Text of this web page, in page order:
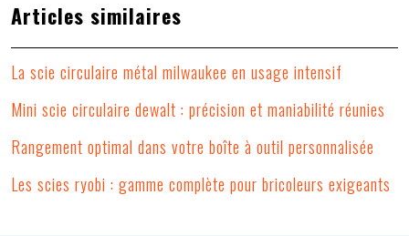
Articles similaires
La scie circulaire métal milwaukee en usage intensif
Mini scie circulaire dewalt : précision et maniabilité réunies
Rangement optimal dans votre boîte à outil personnalisée
Les scies ryobi : gamme complète pour bricoleurs exigeants